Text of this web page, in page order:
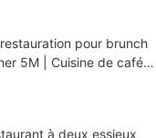
pour brunch
5M | Cuisine de café
à deux essieux